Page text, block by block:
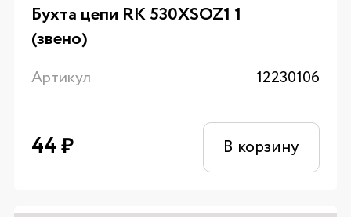
Бухта цепи RK 530XSOZ1 1
(звено)
Артикул 12230106
44₽ В корзину